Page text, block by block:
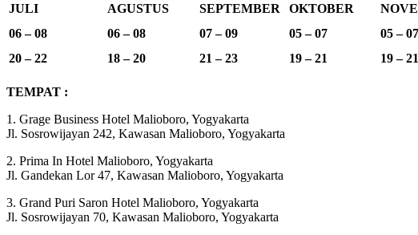
JULI AGUSTUS SEPTEMBER OKTOBER
06 – 08
06 – 08 07 – 09 05 – 07 05 – 07
20 – 22
18 – 20 21 – 23 19 – 21 19 – 21
TEMPAT :
1. Grage Business Hotel Malioboro, Yogyakarta
Jl. Sosrowijayan 242, Kawasan Malioboro, Yogyakarta
2. Prima In Hotel Malioboro, Yogyakarta
Jl. Gandekan Lor 47, Kawasan Malioboro, Yogyakarta
3. Grand Puri Saron Hotel Malioboro, Yogyakarta
Jl. Sosrowijayan 70, Kawasan Malioboro, Yogyakarta